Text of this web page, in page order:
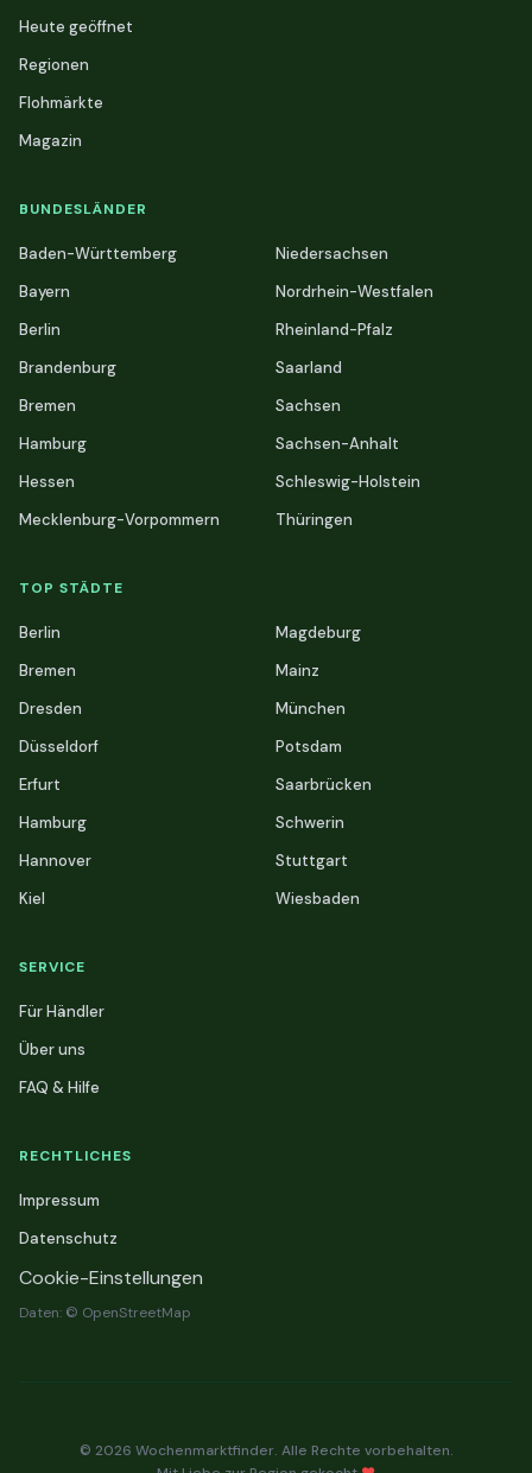
Heute geöffnet
Regionen
Flohmärkte
Magazin
BUNDESLÄNDER
Baden-Württemberg
Bayern
Berlin
Brandenburg
Bremen
Hamburg
Hessen
Mecklenburg-Vorpommern
Niedersachsen
Nordrhein-Westfalen
Rheinland-Pfalz
Saarland
Sachsen
Sachsen-Anhalt
Schleswig-Holstein
Thüringen
TOP STÄDTE
Berlin
Bremen
Dresden
Düsseldorf
Erfurt
Hamburg
Hannover
Kiel
Magdeburg
Mainz
München
Potsdam
Saarbrücken
Schwerin
Stuttgart
Wiesbaden
SERVICE
Für Händler
Über uns
FAQ & Hilfe
RECHTLICHES
Impressum
Datenschutz
Cookie-Einstellungen
Daten: © OpenStreetMap
© 2026 Wochenmarktfinder. Alle Rechte vorbehalten.